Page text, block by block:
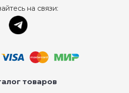
на связи:
товаров